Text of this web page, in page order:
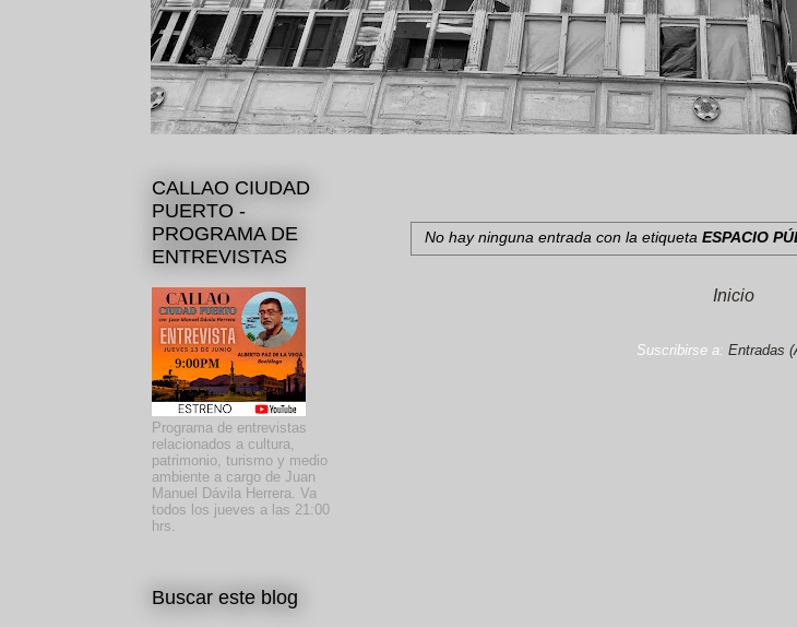
No hay ninguna entrada con la etiquetaESPACIO
Inicio
Suscribirse a: Entradas
CALLAO CIUDAD
PUERTO -
PROGRAMA DE
ENTREVISTAS
Programa de entrevistas
relacionados a cultura,
patrimonio, turismo y medio
ambiente a cargo de Juan
Manuel Dávila Herrera. Va
todos los jueves a las 21:00
hrs.
Buscar este blog